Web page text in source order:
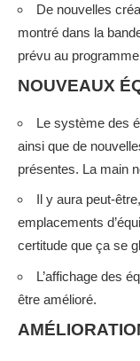
De nouvelles
montré dans la
prévu au
NOUVEAUX
Le système des
ainsi que de
présentes. La main
Il y aura peut-
emplacements
certitude que ça se
L’affichage des
être amélioré.